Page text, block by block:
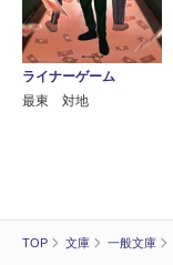
TOP 文庫 一般文庫
ライナーゲーム
最東 対地